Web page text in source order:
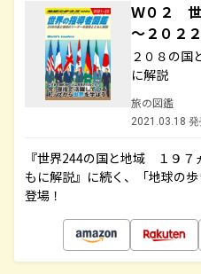
Ｗ０２
～２０２
２０８の国
に解説
旅の図鑑
2021.03.18
『世界244の国と地域 １９７
もに解説』に続く、「地球の
登場！